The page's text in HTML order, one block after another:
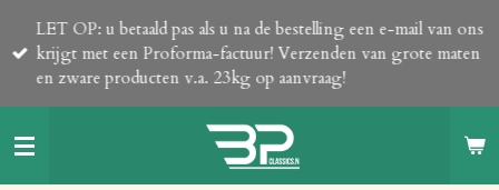
direct
LET OP: u betaald pas als u na de bestelling een e-mail van ons
krijgt met een Proforma-factuur! Verzenden van grote maten
en zware producten v.a. 23kg op aanvraag!